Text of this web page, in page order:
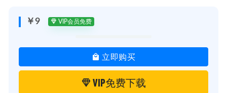
￥9 VIP会员免费
立即购买
VIP免费下载